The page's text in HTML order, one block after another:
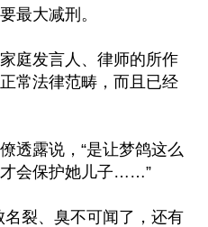
最大减刑。
庭发言人、律师的所作
常法律范畴，而且已经
透露说，“是让梦鸽这么
会保护她儿子……”
名裂、臭不可闻了，还有